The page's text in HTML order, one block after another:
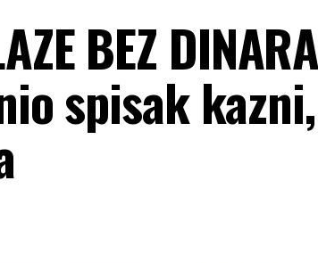
BEZ
spisak kazni,